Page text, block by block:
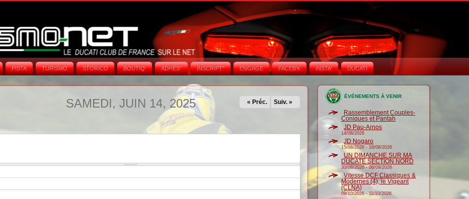
PISTA TURISMO STORICO BOUTIQ' ADHÉS° INSCRIPT° ENGAGE FACEB'K INSTA‘ DUCATI
SAMEDI, JUIN 14, 2025 « Préc. Suiv. »
ÉVÉNEMENTS À VENIR
Rassemblement Couples-
Coniques et Pantah
JD Pau-Arnos
14/08/2026
JD Nogaro
15/08/2026 -16/08/2026
UN DIMANCHE SUR MA
DUCATE SECTION NORD
30/08/2026-06/09/2026
Vitesse DCF Classiques &
Modernes (4), le Vigeant
(CLNA)
09/10/2026-11/10/2026